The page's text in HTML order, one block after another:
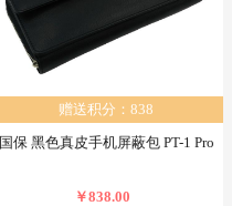
赠送积分：838
国保 黑色真皮手机屏蔽包 PT-1 Pro
￥838.00